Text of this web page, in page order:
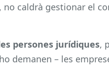
no caldrà gestionar el
persones jurídiques,
demanen – les